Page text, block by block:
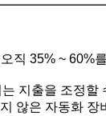
직 35% ~ 60%
지출을 조정할
않은 자동화 장